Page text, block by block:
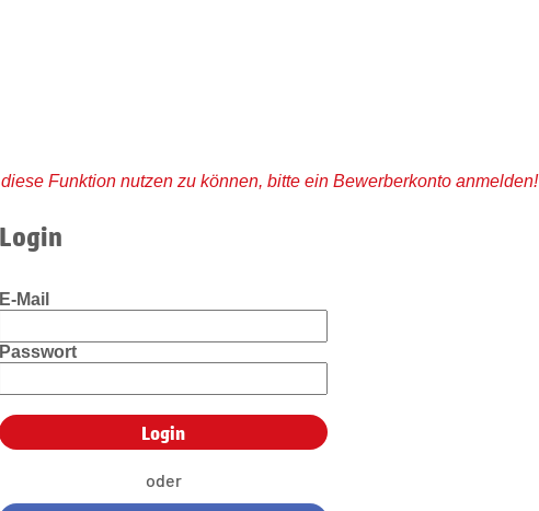
Funktion nutzen zu können, bitte ein Bewerberkonto anmelden!
Login
E-Mail
Passwort
oder